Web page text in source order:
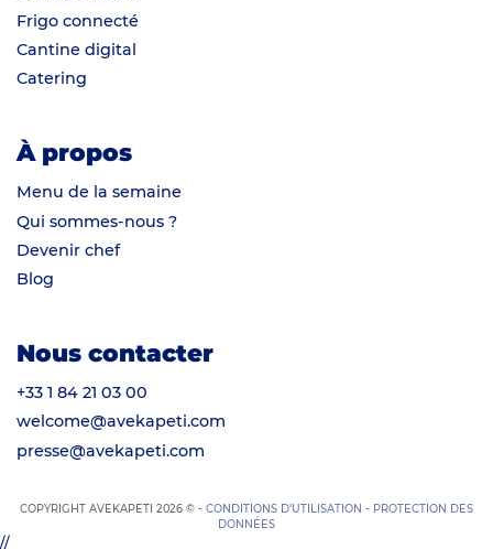
Frigo connecté
Cantine digital
Catering
À propos
Menu de la semaine
Qui sommes-nous ?
Devenir chef
Blog
Nous contacter
+33 1 84 21 03 00
welcome@avekapeti.com
presse@avekapeti.com
COPYRIGHT AVEKAPETI 2026 © - CONDITIONS D’UTILISATION - PROTECTION DES
DONNÉES
//